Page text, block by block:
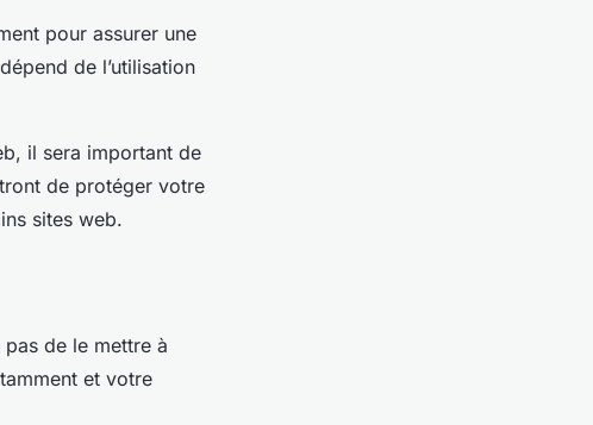
pour assurer une
de l’utilisation
il sera important de
de protéger votre
sites web.
de le mettre à
et votre